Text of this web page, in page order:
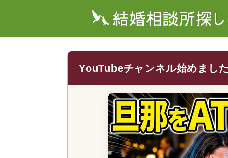
YouTubeチャンネル始めまし